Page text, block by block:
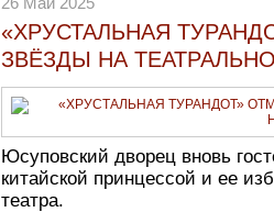
«ХРУСТАЛЬНАЯ
ЗВЁЗДЫ НА
Юсуповский дворец вновь
китайской принцессой и ее
театра.